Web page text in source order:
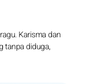
Karisma dan
tanpa diduga,